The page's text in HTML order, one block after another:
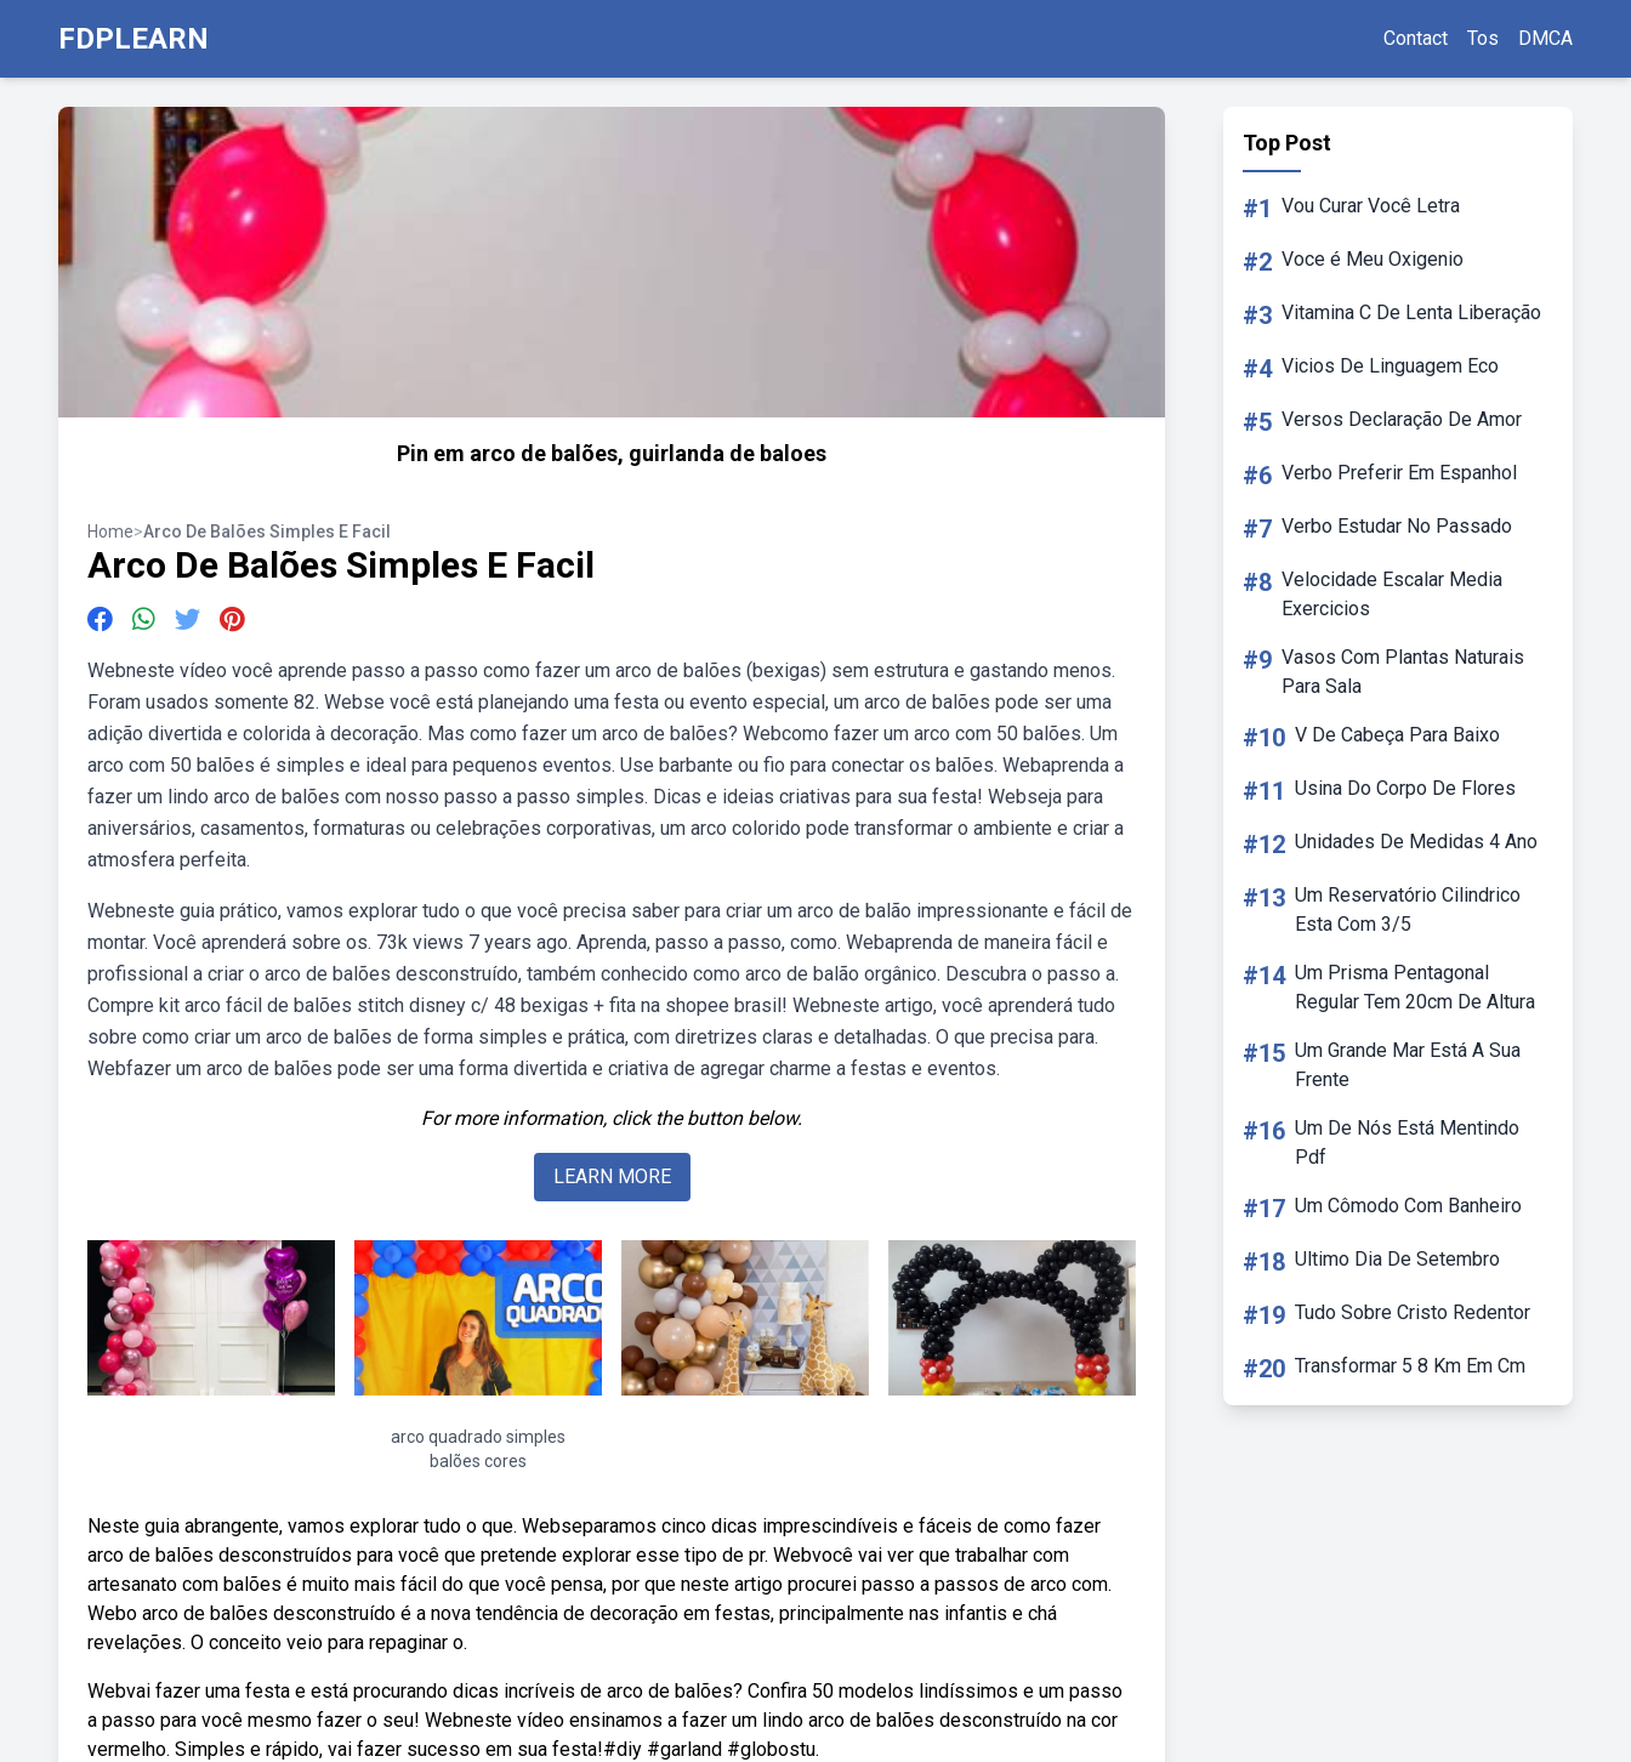
FDPLEARN Contact Tos DMCA
Pin em arco de balões, guirlanda de baloes
Home>Arco De Balões Simples E Facil
Arco De Balões Simples E Facil
Webneste vídeo você aprende passo a passo como fazer um arco de balões (bexigas) sem estrutura e gastando menos.
Foram usados somente 82. Webse você está planejando uma festa ou evento especial, um arco de balões pode ser uma
adição divertida e colorida à decoração. Mas como fazer um arco de balões? Webcomo fazer um arco com 50 balões. Um
arco com 50 balões é simples e ideal para pequenos eventos. Use barbante ou fio para conectar os balões. Webaprenda a
fazer um lindo arco de balões com nosso passo a passo simples. Dicas e ideias criativas para sua festa! Webseja para
aniversários, casamentos, formaturas ou celebrações corporativas, um arco colorido pode transformar o ambiente e criar a
atmosfera perfeita.
Webneste guia prático, vamos explorar tudo o que você precisa saber para criar um arco de balão impressionante e fácil de
montar. Você aprenderá sobre os. 73k views 7 years ago. Aprenda, passo a passo, como. Webaprenda de maneira fácil e
profissional a criar o arco de balões desconstruído, também conhecido como arco de balão orgânico. Descubra o passo a.
Compre kit arco fácil de balões stitch disney c/ 48 bexigas + fita na shopee brasil! Webneste artigo, você aprenderá tudo
sobre como criar um arco de balões de forma simples e prática, com diretrizes claras e detalhadas. O que precisa para.
Webfazer um arco de balões pode ser uma forma divertida e criativa de agregar charme a festas e eventos.
For more information, click the button below.
LEARN MORE
arco quadrado simples
balões cores
Neste guia abrangente, vamos explorar tudo o que. Webseparamos cinco dicas imprescindíveis e fáceis de como fazer
arco de balões desconstruídos para você que pretende explorar esse tipo de pr. Webvocê vai ver que trabalhar com
artesanato com balões é muito mais fácil do que você pensa, por que neste artigo procurei passo a passos de arco com.
Webo arco de balões desconstruído é a nova tendência de decoração em festas, principalmente nas infantis e chá
revelações. O conceito veio para repaginar o.
Webvai fazer uma festa e está procurando dicas incríveis de arco de balões? Confira 50 modelos lindíssimos e um passo
a passo para você mesmo fazer o seu! Webneste vídeo ensinamos a fazer um lindo arco de balões desconstruído na cor
vermelho. Simples e rápido, vai fazer sucesso em sua festa!#diy #garland #globostu.
Top Post
#1 Vou Curar Você Letra
#2 Voce é Meu Oxigenio
#3 Vitamina C De Lenta Liberação
#4 Vicios De Linguagem Eco
#5 Versos Declaração De Amor
#6 Verbo Preferir Em Espanhol
#7 Verbo Estudar No Passado
#8 Velocidade Escalar Media
Exercicios
#9 Vasos Com Plantas Naturais
Para Sala
#10 V De Cabeça Para Baixo
#11 Usina Do Corpo De Flores
#12 Unidades De Medidas 4 Ano
#13 Um Reservatório Cilindrico
Esta Com 3/5
#14 Um Prisma Pentagonal
Regular Tem 20cm De Altura
#15 Um Grande Mar Está A Sua
Frente
#16 Um De Nós Está Mentindo
Pdf
#17 Um Cômodo Com Banheiro
#18 Ultimo Dia De Setembro
#19 Tudo Sobre Cristo Redentor
#20 Transformar 5 8 Km Em Cm